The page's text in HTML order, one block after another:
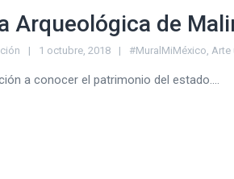
Arqueológica de
1 octubre, 2018 #MuralMiMéxico, Arte
a conocer el patrimonio del estado....